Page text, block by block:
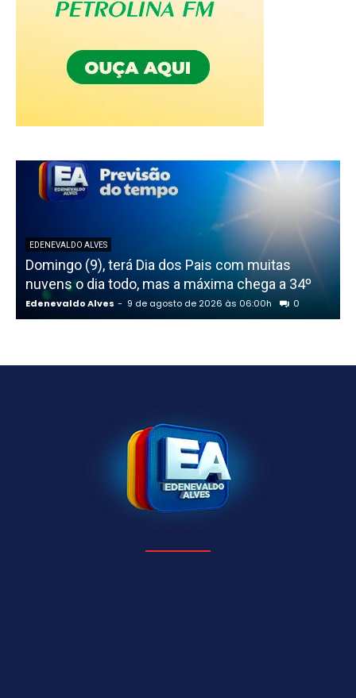
EDENEVALDO ALVES
Domingo (9), terá Dia dos Pais com muitas
nuvens o dia todo, mas a máxima chega a 34º
Edenevaldo Alves - 9 de agosto de 2026 às 06:00h 0